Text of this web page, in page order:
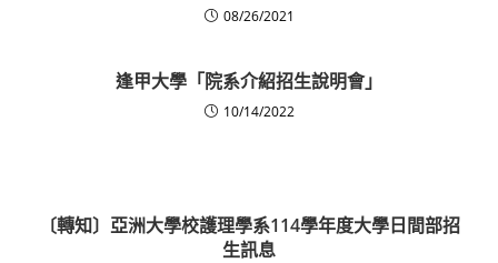
08/26/2021
逢甲大學「院系介紹招生說明會」
10/14/2022
〔轉知〕亞洲大學校護理學系114學年度大學日間部招
生訊息